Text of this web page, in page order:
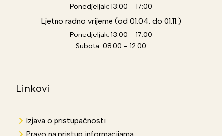
Ponedjeljak: 13:00 - 17:00
Ljetno radno vrijeme (od 01.04. do 01.11.)
Ponedjeljak: 13:00 - 17:00
Subota: 08:00 - 12:00
Linkovi
Izjava o pristupačnosti
Pravo na pristup informacijama